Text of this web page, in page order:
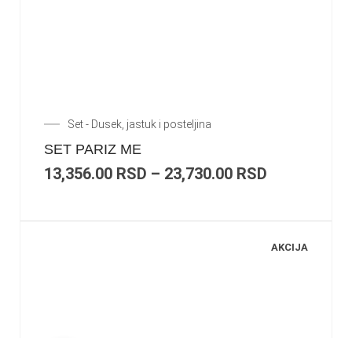
Set - Dusek, jastuk i posteljina
SET PARIZ ME
13,356.00 RSD – 23,730.00 RSD
AKCIJA